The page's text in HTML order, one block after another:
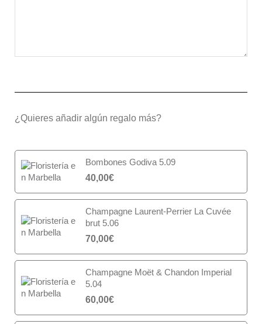
¿Quieres añadir algún regalo más?
Bombones Godiva 5.09
40,00€
Champagne Laurent-Perrier La Cuvée
brut 5.06
70,00€
Champagne Moët & Chandon Imperial
5.04
60,00€